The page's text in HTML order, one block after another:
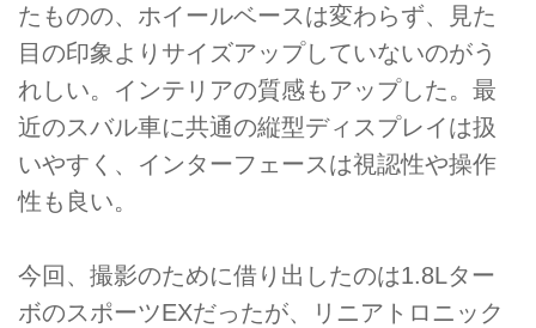
たものの、ホイールベースは変わらず、見た
目の印象よりサイズアップしていないのがう
れしい。インテリアの質感もアップした。最
近のスバル車に共通の縦型ディスプレイは扱
いやすく、インターフェースは視認性や操作
性も良い。
今回、撮影のために借り出したのは1.8Lター
ボのスポーツEXだったが、リニアトロニック